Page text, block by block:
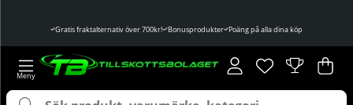
Gratis fraktalternativ över 700kr! Bonusprodukter Poäng på alla dina köp
Önskelista
Antal i
. .